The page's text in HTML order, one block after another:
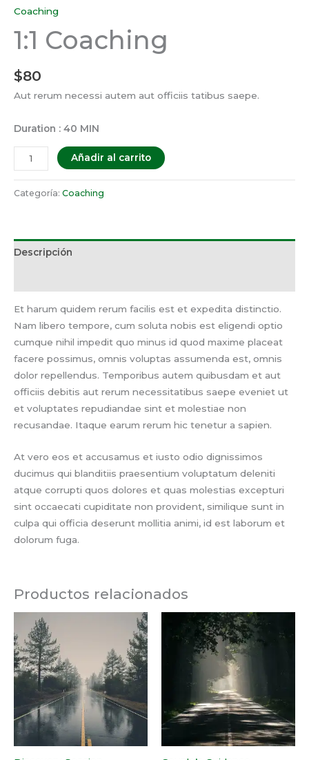
Coaching
1:1 Coaching
$80
Aut rerum necessi autem aut officiis tatibus saepe.
Duration : 40 MIN
Añadir al carrito
Categoría: Coaching
Descripción
Et harum quidem rerum facilis est et expedita distinctio.
Nam libero tempore, cum soluta nobis est eligendi optio
cumque nihil impedit quo minus id quod maxime placeat
facere possimus, omnis voluptas assumenda est, omnis
dolor repellendus. Temporibus autem quibusdam et aut
officiis debitis aut rerum necessitatibus saepe eveniet ut
et voluptates repudiandae sint et molestiae non
recusandae. Itaque earum rerum hic tenetur a sapien.
At vero eos et accusamus et iusto odio dignissimos
ducimus qui blanditiis praesentium voluptatum deleniti
atque corrupti quos dolores et quas molestias excepturi
sint occaecati cupiditate non provident, similique sunt in
culpa qui officia deserunt mollitia animi, id est laborum et
dolorum fuga.
Productos relacionados